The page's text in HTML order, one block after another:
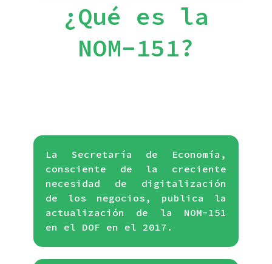
¿Qué es la
NOM-151?
La Secretaría de Economía,
consciente de la creciente
necesidad de digitalización
de los negocios, publica la
actualización de la NOM-151
en el DOF en el 2017.